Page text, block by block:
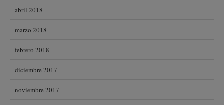
abril 2018
marzo 2018
febrero 2018
diciembre 2017
noviembre 2017